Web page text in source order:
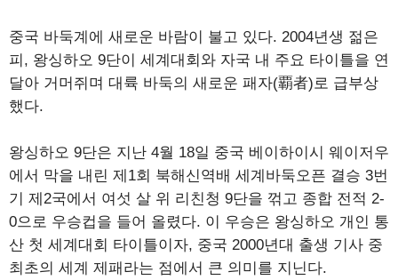
중국 바둑계에 새로운 바람이 불고 있다. 2004년생 젊은
피, 왕싱하오 9단이 세계대회와 자국 내 주요 타이틀을 연
달아 거머쥐며 대륙 바둑의 새로운 패자(覇者)로 급부상
했다.
왕싱하오 9단은 지난 4월 18일 중국 베이하이시 웨이저우
에서 막을 내린 제1회 북해신역배 세계바둑오픈 결승 3번
기 제2국에서 여섯 살 위 리친청 9단을 꺾고 종합 전적 2-
0으로 우승컵을 들어 올렸다. 이 우승은 왕싱하오 개인 통
산 첫 세계대회 타이틀이자, 중국 2000년대 출생 기사 중
최초의 세계 제패라는 점에서 큰 의미를 지닌다.